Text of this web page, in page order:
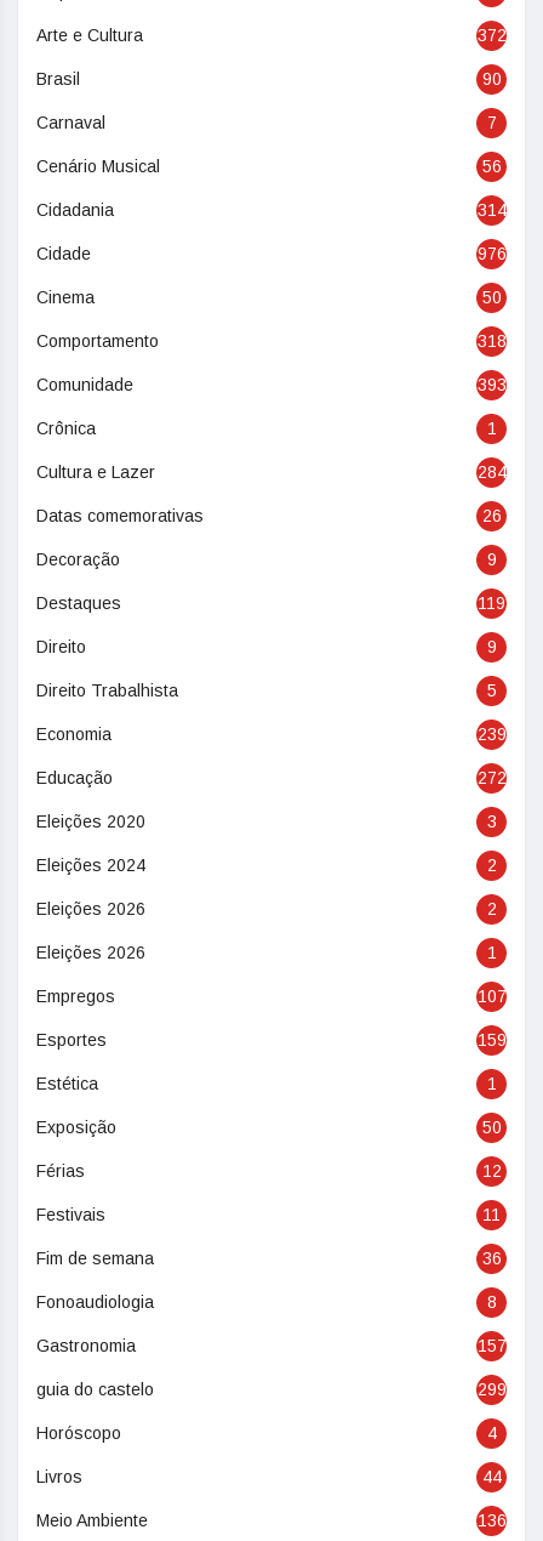
Arte e Cultura 372
Brasil 90
Carnaval 7
Cenário Musical 56
Cidadania 314
Cidade 976
Cinema 50
Comportamento 318
Comunidade 393
Crônica 1
Cultura e Lazer 284
Datas comemorativas 26
Decoração 9
Destaques 119
Direito 9
Direito Trabalhista 5
Economia 239
Educação 272
Eleições 2020 3
Eleições 2024 2
Eleições 2026 2
Eleições 2026 1
Empregos 107
Esportes 159
Estética 1
Exposição 50
Férias 12
Festivais 11
Fim de semana 36
Fonoaudiologia 8
Gastronomia 157
guia do castelo 299
Horóscopo 4
Livros 44
Meio Ambiente 136